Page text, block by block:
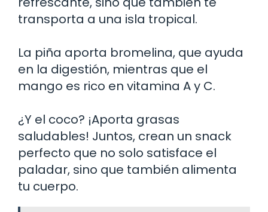
transporta a una isla tropical.
La piña aporta bromelina, que ayuda
en la digestión, mientras que el
mango es rico en vitamina A y C.
¿Y el coco? ¡Aporta grasas
saludables! Juntos, crean un snack
perfecto que no solo satisface el
paladar, sino que también alimenta
tu cuerpo.